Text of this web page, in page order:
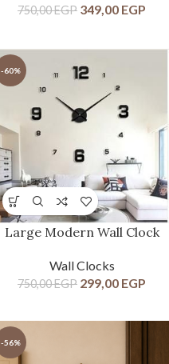
750,00EGP 349,00 EGP
-60%
Large Modern Wall Clock
Wall Clocks
750,00EGP 299,00 EGP
-56%